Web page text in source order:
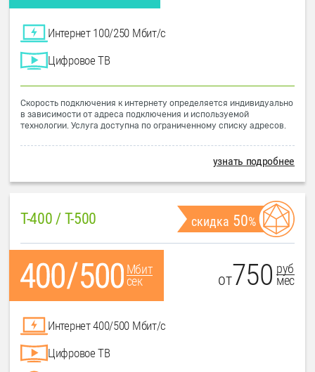
Интернет 100/250 Мбит/с
Цифровое ТВ
Скорость подключения к интернету определяется индивидуально
в зависимости от адреса подключения и используемой
технологии. Услуга доступна по ограниченному списку адресов.
узнать подробнее
T-400 / T-500 скидка 50%
Мбит
сек
от750 руб
мес
Интернет 400/500 Мбит/с
Цифровое ТВ